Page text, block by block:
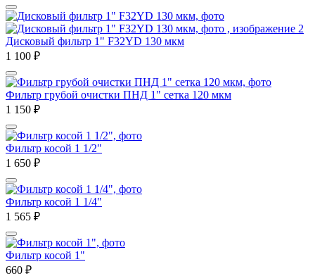
Дисковый фильтр 1" F32YD 130 мкм
1 100 ₽
Фильтр грубой очистки ПНД 1" сетка 120 мкм
1 150 ₽
Фильтр косой 1 1/2"
1 650 ₽
Фильтр косой 1 1/4"
1 565 ₽
Фильтр косой 1"
660 ₽